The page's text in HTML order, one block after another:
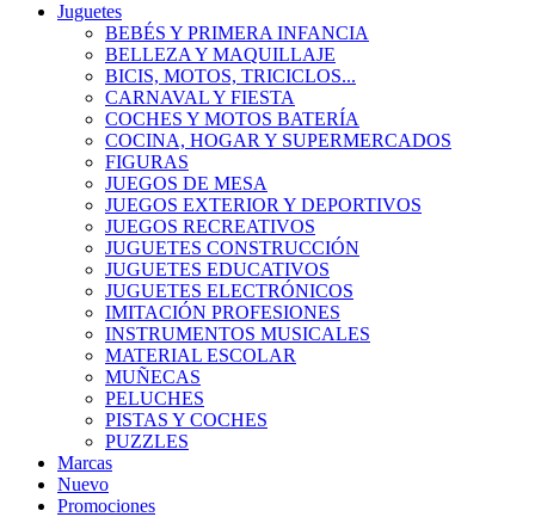
Juguetes
BEBÉS Y PRIMERA INFANCIA
BELLEZA Y MAQUILLAJE
BICIS, MOTOS, TRICICLOS...
CARNAVAL Y FIESTA
COCHES Y MOTOS BATERÍA
COCINA, HOGAR Y SUPERMERCADOS
FIGURAS
JUEGOS DE MESA
JUEGOS EXTERIOR Y DEPORTIVOS
JUEGOS RECREATIVOS
JUGUETES CONSTRUCCIÓN
JUGUETES EDUCATIVOS
JUGUETES ELECTRÓNICOS
IMITACIÓN PROFESIONES
INSTRUMENTOS MUSICALES
MATERIAL ESCOLAR
MUÑECAS
PELUCHES
PISTAS Y COCHES
PUZZLES
Marcas
Nuevo
Promociones